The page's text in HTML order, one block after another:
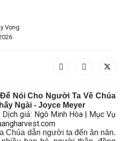
Vọng
Nói Cho Người Ta Về Chúa
Ngài - Joyce Meyer
giả: Ngô Minh Hòa | Mục Vụ
Chúa dẫn người ta đến ăn năn.